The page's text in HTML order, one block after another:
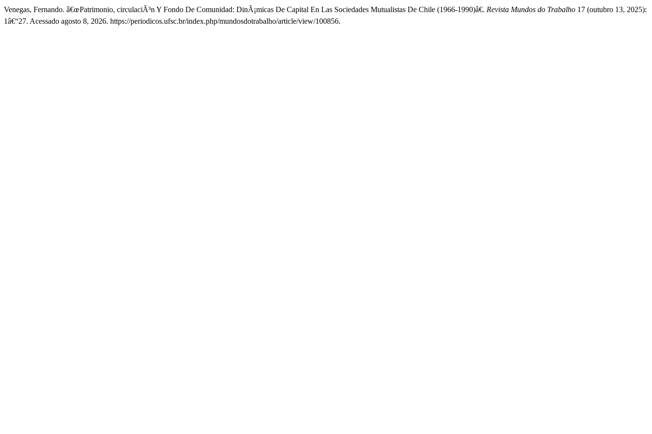
Venegas, Fernando. â€œPatrimonio, circulaciÃ³n Y Fondo De Comunidad: DinÃ¡micas De Capital En Las Sociedades Mutualistas De Chile (1966-1990)â€. Revista Mundos do Trabalho 17 (outubro 13, 2025):
1â€“27. Acessado agosto 8, 2026. https://periodicos.ufsc.br/index.php/mundosdotrabalho/article/view/100856.